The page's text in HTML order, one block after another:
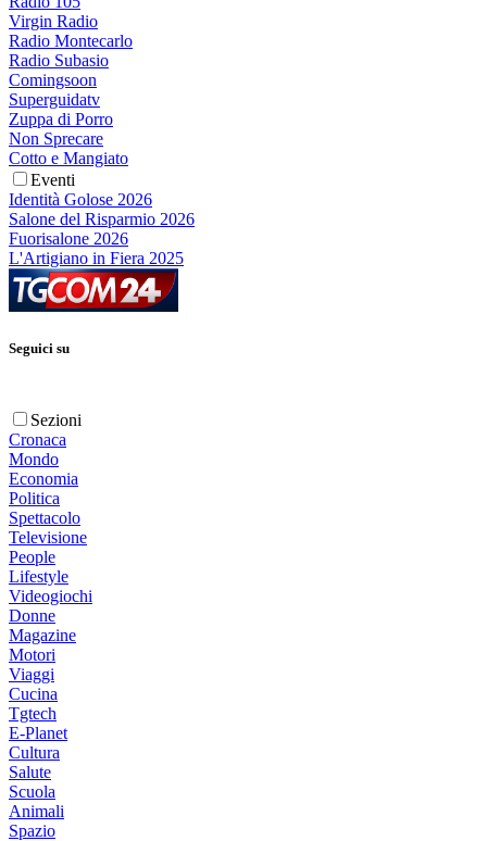
Virgin Radio
Radio Montecarlo
Radio Subasio
Comingsoon
Superguidatv
Zuppa di Porro
Non Sprecare
Cotto e Mangiato
Eventi
Identità Golose 2026
Salone del Risparmio 2026
Fuorisalone 2026
L'Artigiano in Fiera 2025
Seguici su
Sezioni
Cronaca
Mondo
Economia
Politica
Spettacolo
Televisione
People
Lifestyle
Videogiochi
Donne
Magazine
Motori
Viaggi
Cucina
Tgtech
E-Planet
Cultura
Salute
Scuola
Animali
Spazio